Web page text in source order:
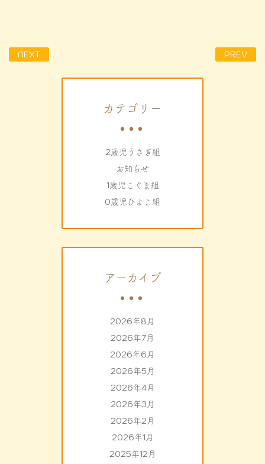
NEXT PREV
カテゴリー
2歳児うさぎ組
お知らせ
1歳児こぐま組
0歳児ひよこ組
アーカイブ
2026年8月
2026年7月
2026年6月
2026年5月
2026年4月
2026年3月
2026年2月
2026年1月
2025年12月